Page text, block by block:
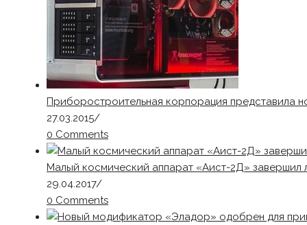
Приборостроительная корпорация представила
27.03.2015/
0 Comments
Малый космический аппарат «Аист-2Д» завершил
29.04.2017/
0 Comments